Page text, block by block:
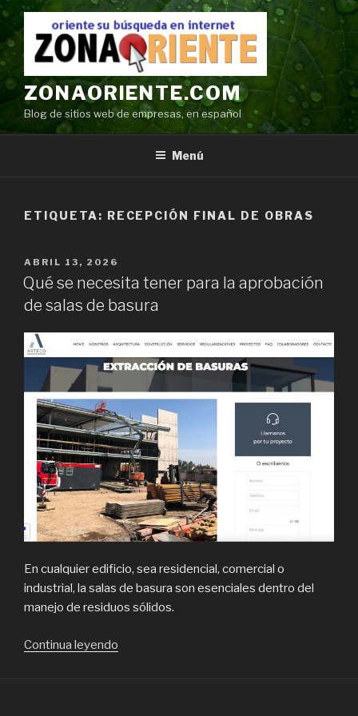
Ir
contenido
ZONAORIENTE.COM
Blog de sitios web de empresas, en español
Menú
ETIQUETA: RECEPCIÓN FINAL DE OBRAS
POSTED
ON
ABRIL 13, 2026
Qué se necesita tener para la aprobación
de salas de basura
En cualquier edificio, sea residencial, comercial o
industrial, la salas de basura son esenciales dentro del
manejo de residuos sólidos.
Continua leyendo